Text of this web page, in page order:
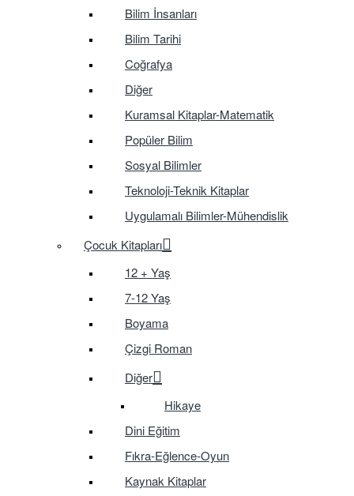
Bilim İnsanları
Bilim Tarihi
Coğrafya
Diğer
Kuramsal Kitaplar-Matematik
Popüler Bilim
Sosyal Bilimler
Teknoloji-Teknik Kitaplar
Uygulamalı Bilimler-Mühendislik
Çocuk Kitapları
12 + Yaş
7-12 Yaş
Boyama
Çizgi Roman
Diğer
Hikaye
Dini Eğitim
Fıkra-Eğlence-Oyun
Kaynak Kitaplar